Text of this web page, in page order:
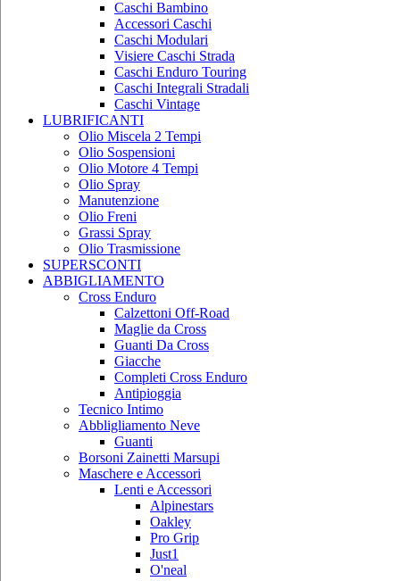
Caschi Bambino
Accessori Caschi
Caschi Modulari
Visiere Caschi Strada
Caschi Enduro Touring
Caschi Integrali Stradali
Caschi Vintage
LUBRIFICANTI
Olio Miscela 2 Tempi
Olio Sospensioni
Olio Motore 4 Tempi
Olio Spray
Manutenzione
Olio Freni
Grassi Spray
Olio Trasmissione
SUPERSCONTI
ABBIGLIAMENTO
Cross Enduro
Calzettoni Off-Road
Maglie da Cross
Guanti Da Cross
Giacche
Completi Cross Enduro
Antipioggia
Tecnico Intimo
Abbligliamento Neve
Guanti
Borsoni Zainetti Marsupi
Maschere e Accessori
Lenti e Accessori
Alpinestars
Oakley
Pro Grip
Just1
O'neal